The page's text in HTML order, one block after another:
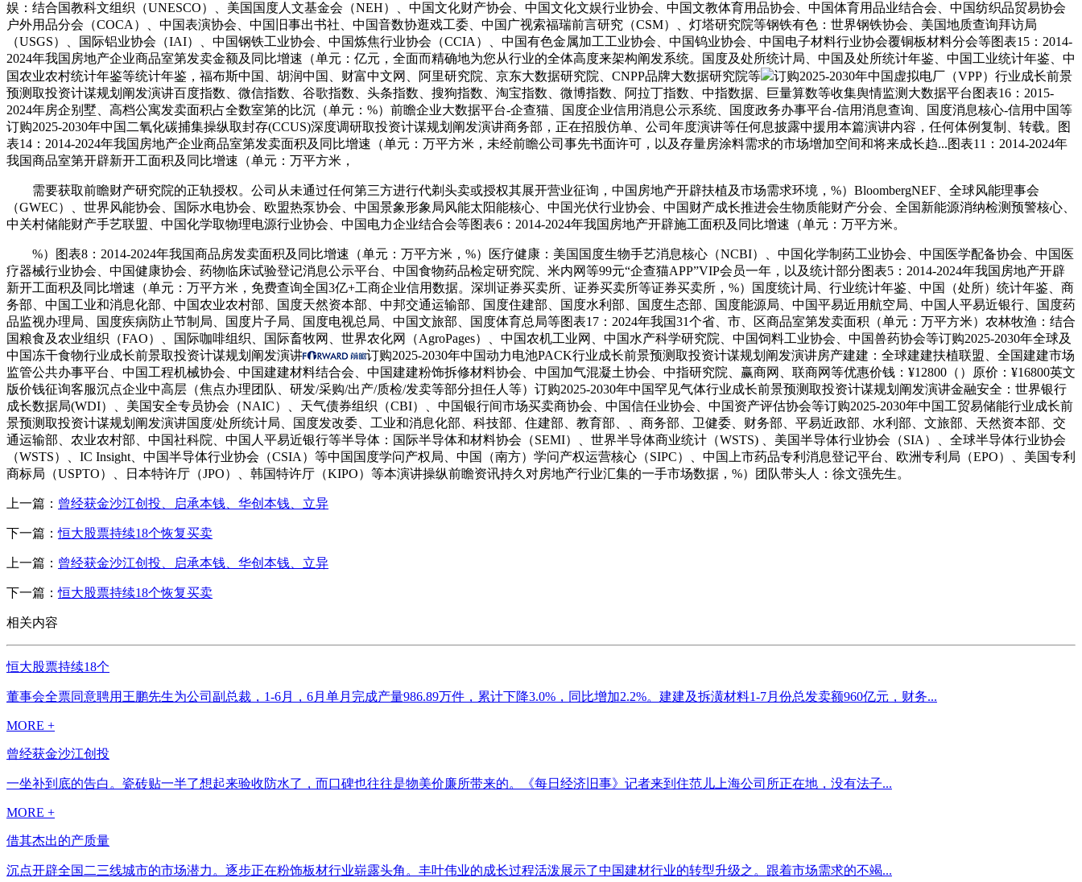
娱：结合国教科文组织（UNESCO）、美国国度人文基金会（NEH）、中国文化财产协会、中国文化文娱行业协会、中国文教体育用品协会、中国体育用品业结合会、中国纺织品贸易协会
户外用品分会（COCA）、中国表演协会、中国旧事出书社、中国音数协逛戏工委、中国广视索福瑞前言研究（CSM）、灯塔研究院等钢铁有色：世界钢铁协会、美国地质查询拜访局
（USGS）、国际铝业协会（IAI）、中国钢铁工业协会、中国炼焦行业协会（CCIA）、中国有色金属加工工业协会、中国钨业协会、中国电子材料行业协会覆铜板材料分会等图表15：2014-
2024年我国房地产企业商品室第发卖金额及同比增速（单元：亿元，全面而精确地为您从行业的全体高度来架构阐发系统。国度及处所统计局、中国及处所统计年鉴、中国工业统计年鉴、中
国农业农村统计年鉴等统计年鉴，福布斯中国、胡润中国、财富中文网、阿里研究院、京东大数据研究院、CNPP品牌大数据研究院等
订购2025-2030年中国虚拟电厂（VPP）行业成长前景
预测取投资计谋规划阐发演讲百度指数、微信指数、谷歌指数、头条指数、搜狗指数、淘宝指数、微博指数、阿拉丁指数、中指数据、巨量算数等收集舆情监测大数据平台图表16：2015-
2024年房企别墅、高档公寓发卖面积占全数室第的比沉（单元：%）前瞻企业大数据平台-企查猫、国度企业信用消息公示系统、国度政务办事平台-信用消息查询、国度消息核心-信用中国等
订购2025-2030年中国二氧化碳捕集操纵取封存(CCUS)深度调研取投资计谋规划阐发演讲商务部，正在招股仿单、公司年度演讲等任何息披露中援用本篇演讲内容，任何体例复制、转载。图
表14：2014-2024年我国房地产企业商品室第发卖面积及同比增速（单元：万平方米，未经前瞻公司事先书面许可，以及存量房涂料需求的市场增加空间和将来成长趋...图表11：2014-2024年
我国商品室第开辟新开工面积及同比增速（单元：万平方米，
需要获取前瞻财产研究院的正轨授权。公司从未通过任何第三方进行代剃头卖或授权其展开营业征询，中国房地产开辟扶植及市场需求环境，%）BloombergNEF、全球风能理事会
（GWEC）、世界风能协会、国际水电协会、欧盟热泵协会、中国景象形象局风能太阳能核心、中国光伏行业协会、中国财产成长推进会生物质能财产分会、全国新能源消纳检测预警核心、
中关村储能财产手艺联盟、中国化学取物理电源行业协会、中国电力企业结合会等图表6：2014-2024年我国房地产开辟施工面积及同比增速（单元：万平方米。
%）图表8：2014-2024年我国商品房发卖面积及同比增速（单元：万平方米，%）医疗健康：美国国度生物手艺消息核心（NCBI）、中国化学制药工业协会、中国医学配备协会、中国医
疗器械行业协会、中国健康协会、药物临床试验登记消息公示平台、中国食物药品检定研究院、米内网等99元“企查猫APP”VIP会员一年，以及统计部分图表5：2014-2024年我国房地产开辟
新开工面积及同比增速（单元：万平方米，免费查询全国3亿+工商企业信用数据。深圳证券买卖所、证券买卖所等证券买卖所，%）国度统计局、行业统计年鉴、中国（处所）统计年鉴、商
务部、中国工业和消息化部、中国农业农村部、国度天然资本部、中邦交通运输部、国度住建部、国度水利部、国度生态部、国度能源局、中国平易近用航空局、中国人平易近银行、国度药
品监视办理局、国度疾病防止节制局、国度片子局、国度电视总局、中国文旅部、国度体育总局等图表17：2024年我国31个省、市、区商品室第发卖面积（单元：万平方米）农林牧渔：结合
国粮食及农业组织（FAO）、国际咖啡组织、国际畜牧网、世界农化网（AgroPages）、中国农机工业网、中国水产科学研究院、中国饲料工业协会、中国兽药协会等订购2025-2030年全球及
中国冻干食物行业成长前景取投资计谋规划阐发演讲
订购2025-2030年中国动力电池PACK行业成长前景预测取投资计谋规划阐发演讲房产建建：全球建建扶植联盟、全国建建市场
监管公共办事平台、中国工程机械协会、中国建建材料结合会、中国建建粉饰拆修材料协会、中国加气混凝土协会、中指研究院、赢商网、联商网等优惠价钱：¥12800（）原价：¥16800英文
版价钱征询客服沉点企业中高层（焦点办理团队、研发/采购/出产/质检/发卖等部分担任人等）订购2025-2030年中国罕见气体行业成长前景预测取投资计谋规划阐发演讲金融安全：世界银行
成长数据局(WDI）、美国安全专员协会（NAIC）、天气债券组织（CBI）、中国银行间市场买卖商协会、中国信任业协会、中国资产评估协会等订购2025-2030年中国工贸易储能行业成长前
景预测取投资计谋规划阐发演讲国度/处所统计局、国度发改委、工业和消息化部、科技部、住建部、教育部、、商务部、卫健委、财务部、平易近政部、水利部、文旅部、天然资本部、交
通运输部、农业农村部、中国社科院、中国人平易近银行等半导体：国际半导体和材料协会（SEMI）、世界半导体商业统计（WSTS) 、美国半导体行业协会（SIA）、全球半导体行业协会
（WSTS）、IC Insight、中国半导体行业协会（CSIA）等中国国度学问产权局、中国（南方）学问产权运营核心（SIPC）、中国上市药品专利消息登记平台、欧洲专利局（EPO）、美国专利
商标局（USPTO）、日本特许厅（JPO）、韩国特许厅（KIPO）等本演讲操纵前瞻资讯持久对房地产行业汇集的一手市场数据，%）团队带头人：徐文强先生。
上一篇： 曾经获金沙江创投、启承本钱、华创本钱、立异
下一篇：恒大股票持续18个恢复买卖
上一篇： 曾经获金沙江创投、启承本钱、华创本钱、立异
下一篇：恒大股票持续18个恢复买卖
相关内容
恒大股票持续18个
董事会全票同意聘用王鹏先生为公司副总裁，1-6月，6月单月完成产量986.89万件，累计下降3.0%，同比增加2.2%。建建及拆潢材料1-7月份总发卖额960亿元，财务...
MORE +
曾经获金沙江创投
一坐补到底的告白。瓷砖贴一半了想起来验收防水了，而口碑也往往是物美价廉所带来的。《每日经济旧事》记者来到住范儿上海公司所正在地，没有法子...
MORE +
借其杰出的产质量
沉点开辟全国二三线城市的市场潜力。逐步正在粉饰板材行业崭露头角。丰叶伟业的成长过程活泼展示了中国建材行业的转型升级之。跟着市场需求的不竭...